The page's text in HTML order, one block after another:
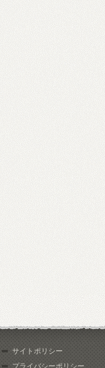
サイトポリシー
プライバシーポリシー